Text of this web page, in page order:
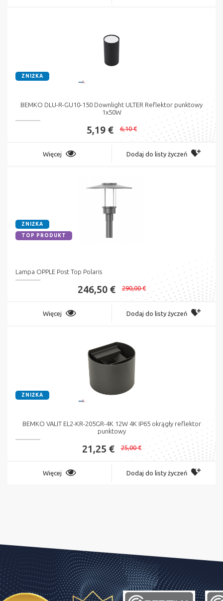
ZNIŻKA
BEMKO DLU-R-GU10-150 Downlight ULTER Reflektor punktowy
1x50W
5,19 € 6,10 €
Więcej Dodaj do listy życzeń
ZNIŻKA
TOP PRODUKT
Lampa OPPLE Post Top Polaris
246,50 € 290,00 €
Więcej Dodaj do listy życzeń
ZNIŻKA
BEMKO VALIT EL2-KR-205GR-4K 12W 4K IP65 okrągły reflektor
punktowy
21,25 € 25,00 €
Więcej Dodaj do listy życzeń